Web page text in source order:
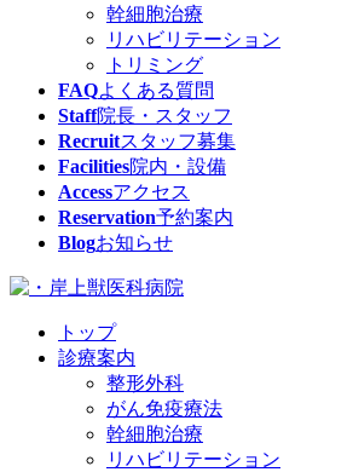
幹細胞治療
リハビリテーション
トリミング
FAQよくある質問
Staff院長・スタッフ
Recruitスタッフ募集
Facilities院内・設備
Accessアクセス
Reservation予約案内
Blogお知らせ
トップ
診療案内
整形外科
がん免疫療法
幹細胞治療
リハビリテーション